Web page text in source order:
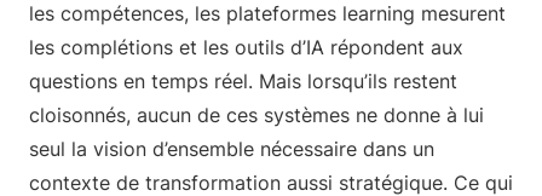
les compétences, les plateformes learning mesurent
les complétions et les outils d’IA répondent aux
questions en temps réel. Mais lorsqu’ils restent
cloisonnés, aucun de ces systèmes ne donne à lui
seul la vision d’ensemble nécessaire dans un
contexte de transformation aussi stratégique. Ce qui